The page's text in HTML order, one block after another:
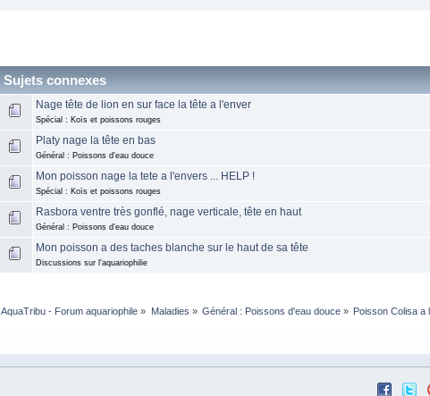
Sujets connexes
Nage tête de lion en sur face la tête a l'enver
Spécial : Koïs et poissons rouges
Platy nage la tête en bas
Général : Poissons d'eau douce
Mon poisson nage la tete a l'envers ... HELP !
Spécial : Koïs et poissons rouges
Rasbora ventre très gonflé, nage verticale, tête en haut
Général : Poissons d'eau douce
Mon poisson a des taches blanche sur le haut de sa tête
Discussions sur l'aquariophilie
AquaTribu - Forum aquariophile » Maladies » Général : Poissons d'eau douce» Poisson Colisa a